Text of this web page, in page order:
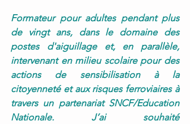
Formateur pour adultes pendant plus
de vingt ans, dans le domaine des
postes d'aiguillage et, en parallèle,
intervenant en milieu scolaire pour des
actions de sensibilisation à la
citoyenneté et aux risques ferroviaires à
travers un partenariat SNCF/Education
Nationale. J’ai souhaité